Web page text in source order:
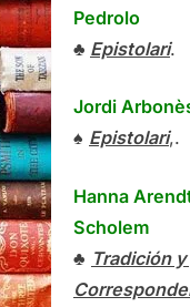
Pedrolo
♣ Epistolari.
Jordi
♠ Epistolari,.
Hanna
Scholem
♣ Tradición